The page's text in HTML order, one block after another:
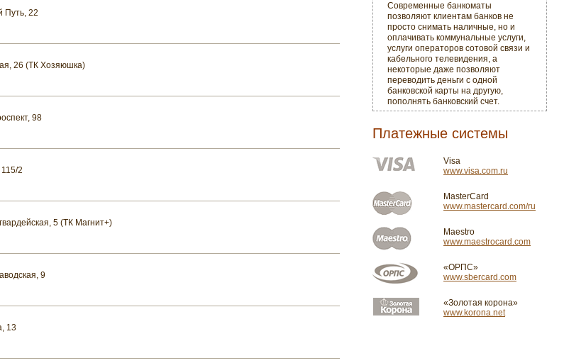
Путь, 22
26 (ТК Хозяюшка)
98
2
5 (ТК Магнит+)
9
13
Современные банкоматы
позволяют клиентам банков не
просто снимать наличные, но и
оплачивать коммунальные услуги,
услуги операторов сотовой связи и
кабельного телевидения, а
некоторые даже позволяют
переводить деньги с одной
банковской карты на другую,
пополнять банковский счет.
Платежные системы
Visa
www.visa.com.ru
MasterCard
www.mastercard.com/ru
Maestro
www.maestrocard.com
«ОРПС»
www.sbercard.com
«Золотая корона»
www.korona.net